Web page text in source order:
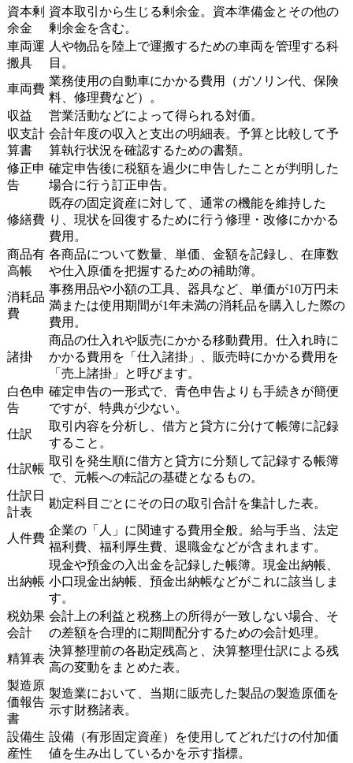
資本剰
余金
資本取引から生じる剰余金。資本準備金とその他の
剰余金を含む。
車両運
搬具
人や物品を陸上で運搬するための車両を管理する科
目。
車両費
業務使用の自動車にかかる費用（ガソリン代、保険
料、修理費など）。
収益
営業活動などによって得られる対価。
収支計
算書
会計年度の収入と支出の明細表。予算と比較して予
算執行状況を確認するための書類。
修正申
告
確定申告後に税額を過少に申告したことが判明した
場合に行う訂正申告。
修繕費
既存の固定資産に対して、通常の機能を維持した
り、現状を回復するために行う修理・改修にかかる
費用。
商品有
高帳
各商品について数量、単価、金額を記録し、在庫数
や仕入原価を把握するための補助簿。
消耗品
費
事務用品や小額の工具、器具など、単価が10万円未
満または使用期間が1年未満の消耗品を購入した際の
費用。
諸掛
商品の仕入れや販売にかかる移動費用。仕入れ時に
かかる費用を「仕入諸掛」、販売時にかかる費用を
「売上諸掛」と呼びます。
白色申
告
確定申告の一形式で、青色申告よりも手続きが簡便
ですが、特典が少ない。
仕訳
取引内容を分析し、借方と貸方に分けて帳簿に記録
すること。
仕訳帳
取引を発生順に借方と貸方に分類して記録する帳簿
で、元帳への転記の基礎となるもの。
仕訳日
計表
勘定科目ごとにその日の取引合計を集計した表。
人件費
企業の「人」に関連する費用全般。給与手当、法定
福利費、福利厚生費、退職金などが含まれます。
出納帳
現金や預金の入出金を記録した帳簿。現金出納帳、
小口現金出納帳、預金出納帳などがこれに該当しま
す。
税効果
会計
会計上の利益と税務上の所得が一致しない場合、そ
の差額を合理的に期間配分するための会計処理。
精算表
決算整理前の各勘定残高と、決算整理仕訳による残
高の変動をまとめた表。
製造原
価報告
書
製造業において、当期に販売した製品の製造原価を
示す財務諸表。
設備生
産性
設備（有形固定資産）を使用してどれだけの付加価
値を生み出しているかを示す指標。